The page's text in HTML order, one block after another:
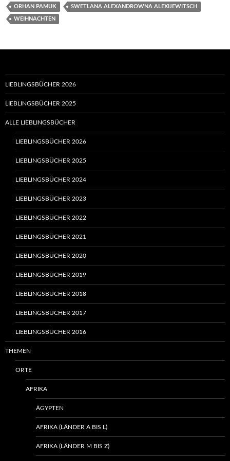
ORHAN PAMUK SWETLANA ALEXANDROWNA ALEXIJEWITSCH
WEIHNACHTEN
LIEBLINGSBÜCHER 2026
LIEBLINGSBÜCHER 2025
ALLE LIEBLINGSBÜCHER
LIEBLINGSBÜCHER 2026
LIEBLINGSBÜCHER 2025
LIEBLINGSBÜCHER 2024
LIEBLINGSBÜCHER 2023
LIEBLINGSBÜCHER 2022
LIEBLINGSBÜCHER 2021
LIEBLINGSBÜCHER 2020
LIEBLINGSBÜCHER 2019
LIEBLINGSBÜCHER 2018
LIEBLINGSBÜCHER 2017
LIEBLINGSBÜCHER 2016
THEMEN
ORTE
AFRIKA
ÄGYPTEN
AFRIKA (LÄNDER A BIS L)
AFRIKA (LÄNDER M BIS Z)